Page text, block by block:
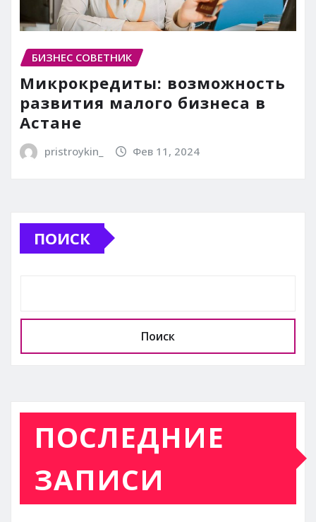
БИЗНЕС СОВЕТНИК
Микрокредиты: возможность
развития малого бизнеса в
Астане
pristroykin_ Фев 11, 2024
ПОИСК
Поиск
ПОСЛЕДНИЕ
ЗАПИСИ